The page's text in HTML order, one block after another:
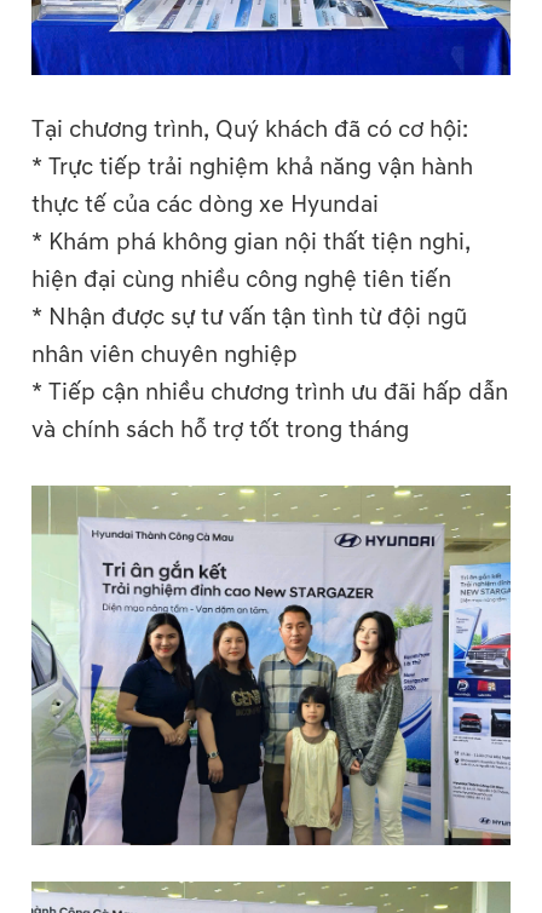
Tại chương trình, Quý khách đã có cơ hội:
* Trực tiếp trải nghiệm khả năng vận hành
thực tế của các dòng xe Hyundai
* Khám phá không gian nội thất tiện nghi,
hiện đại cùng nhiều công nghệ tiên tiến
* Nhận được sự tư vấn tận tình từ đội ngũ
nhân viên chuyên nghiệp
* Tiếp cận nhiều chương trình ưu đãi hấp dẫn
và chính sách hỗ trợ tốt trong tháng